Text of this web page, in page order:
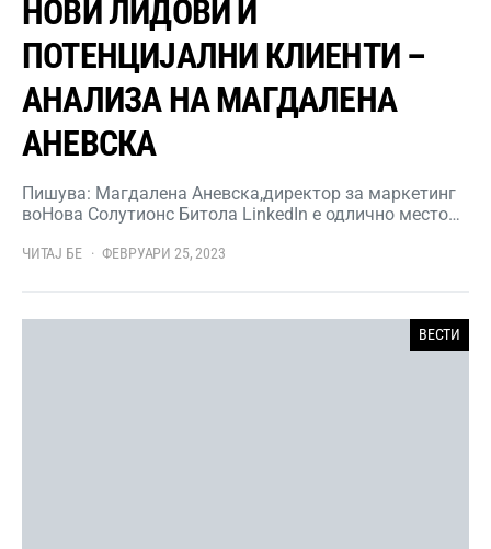
НОВИ ЛИДОВИ И
ПОТЕНЦИЈАЛНИ КЛИЕНТИ –
АНАЛИЗА НА МАГДАЛЕНА
АНЕВСКА
Пишува: Магдалена Аневска,директор за маркетинг
воНова Солутионс Битола LinkedIn е одлично место…
ЧИТАЈ БЕ ФЕВРУАРИ 25, 2023
ВЕСТИ